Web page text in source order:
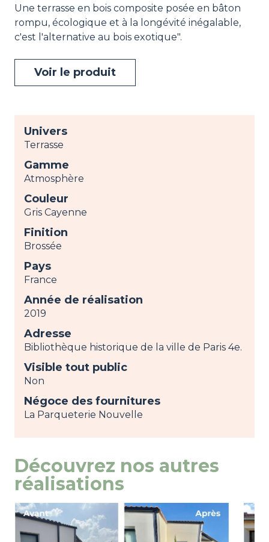
Une terrasse en bois composite posée en bâton
rompu, écologique et à la longévité inégalable,
c'est l'alternative au bois exotique".
Voir le produit
Univers
Terrasse
Gamme
Atmosphère
Couleur
Gris Cayenne
Finition
Brossée
Pays
France
Année de réalisation
2019
Adresse
Bibliothèque historique de la ville de Paris 4e.
Visible tout public
Non
Négoce des fournitures
La Parqueterie Nouvelle
Découvrez nos autres
réalisations
Image
view view